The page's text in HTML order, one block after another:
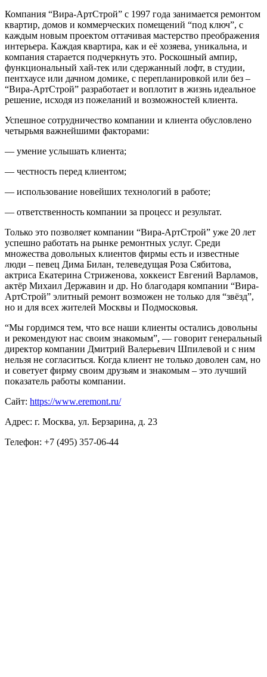
Компания “Вира-АртСтрой” с 1997 года занимается ремонтом
квартир, домов и коммерческих помещений “под ключ”, с
каждым новым проектом оттачивая мастерство преображения
интерьера. Каждая квартира, как и её хозяева, уникальна, и
компания старается подчеркнуть это. Роскошный ампир,
функциональный хай-тек или сдержанный лофт, в студии,
пентхаусе или дачном домике, с перепланировкой или без –
“Вира-АртСтрой” разработает и воплотит в жизнь идеальное
решение, исходя из пожеланий и возможностей клиента.
Успешное сотрудничество компании и клиента обусловлено
четырьмя важнейшими факторами:
— умение услышать клиента;
— честность перед клиентом;
— использование новейших технологий в работе;
— ответственность компании за процесс и результат.
Только это позволяет компании “Вира-АртСтрой” уже 20 лет
успешно работать на рынке ремонтных услуг. Среди
множества довольных клиентов фирмы есть и известные
люди – певец Дима Билан, телеведущая Роза Сябитова,
актриса Екатерина Стриженова, хоккеист Евгений Варламов,
актёр Михаил Державин и др. Но благодаря компании “Вира-
АртСтрой” элитный ремонт возможен не только для “звёзд”,
но и для всех жителей Москвы и Подмосковья.
“Мы гордимся тем, что все наши клиенты остались довольны
и рекомендуют нас своим знакомым”, — говорит генеральный
директор компании Дмитрий Валерьевич Шпилевой и с ним
нельзя не согласиться. Когда клиент не только доволен сам, но
и советует фирму своим друзьям и знакомым – это лучший
показатель работы компании.
Сайт: https://www.eremont.ru/
Адрес: г. Москва, ул. Берзарина, д. 23
Телефон: +7 (495) 357-06-44